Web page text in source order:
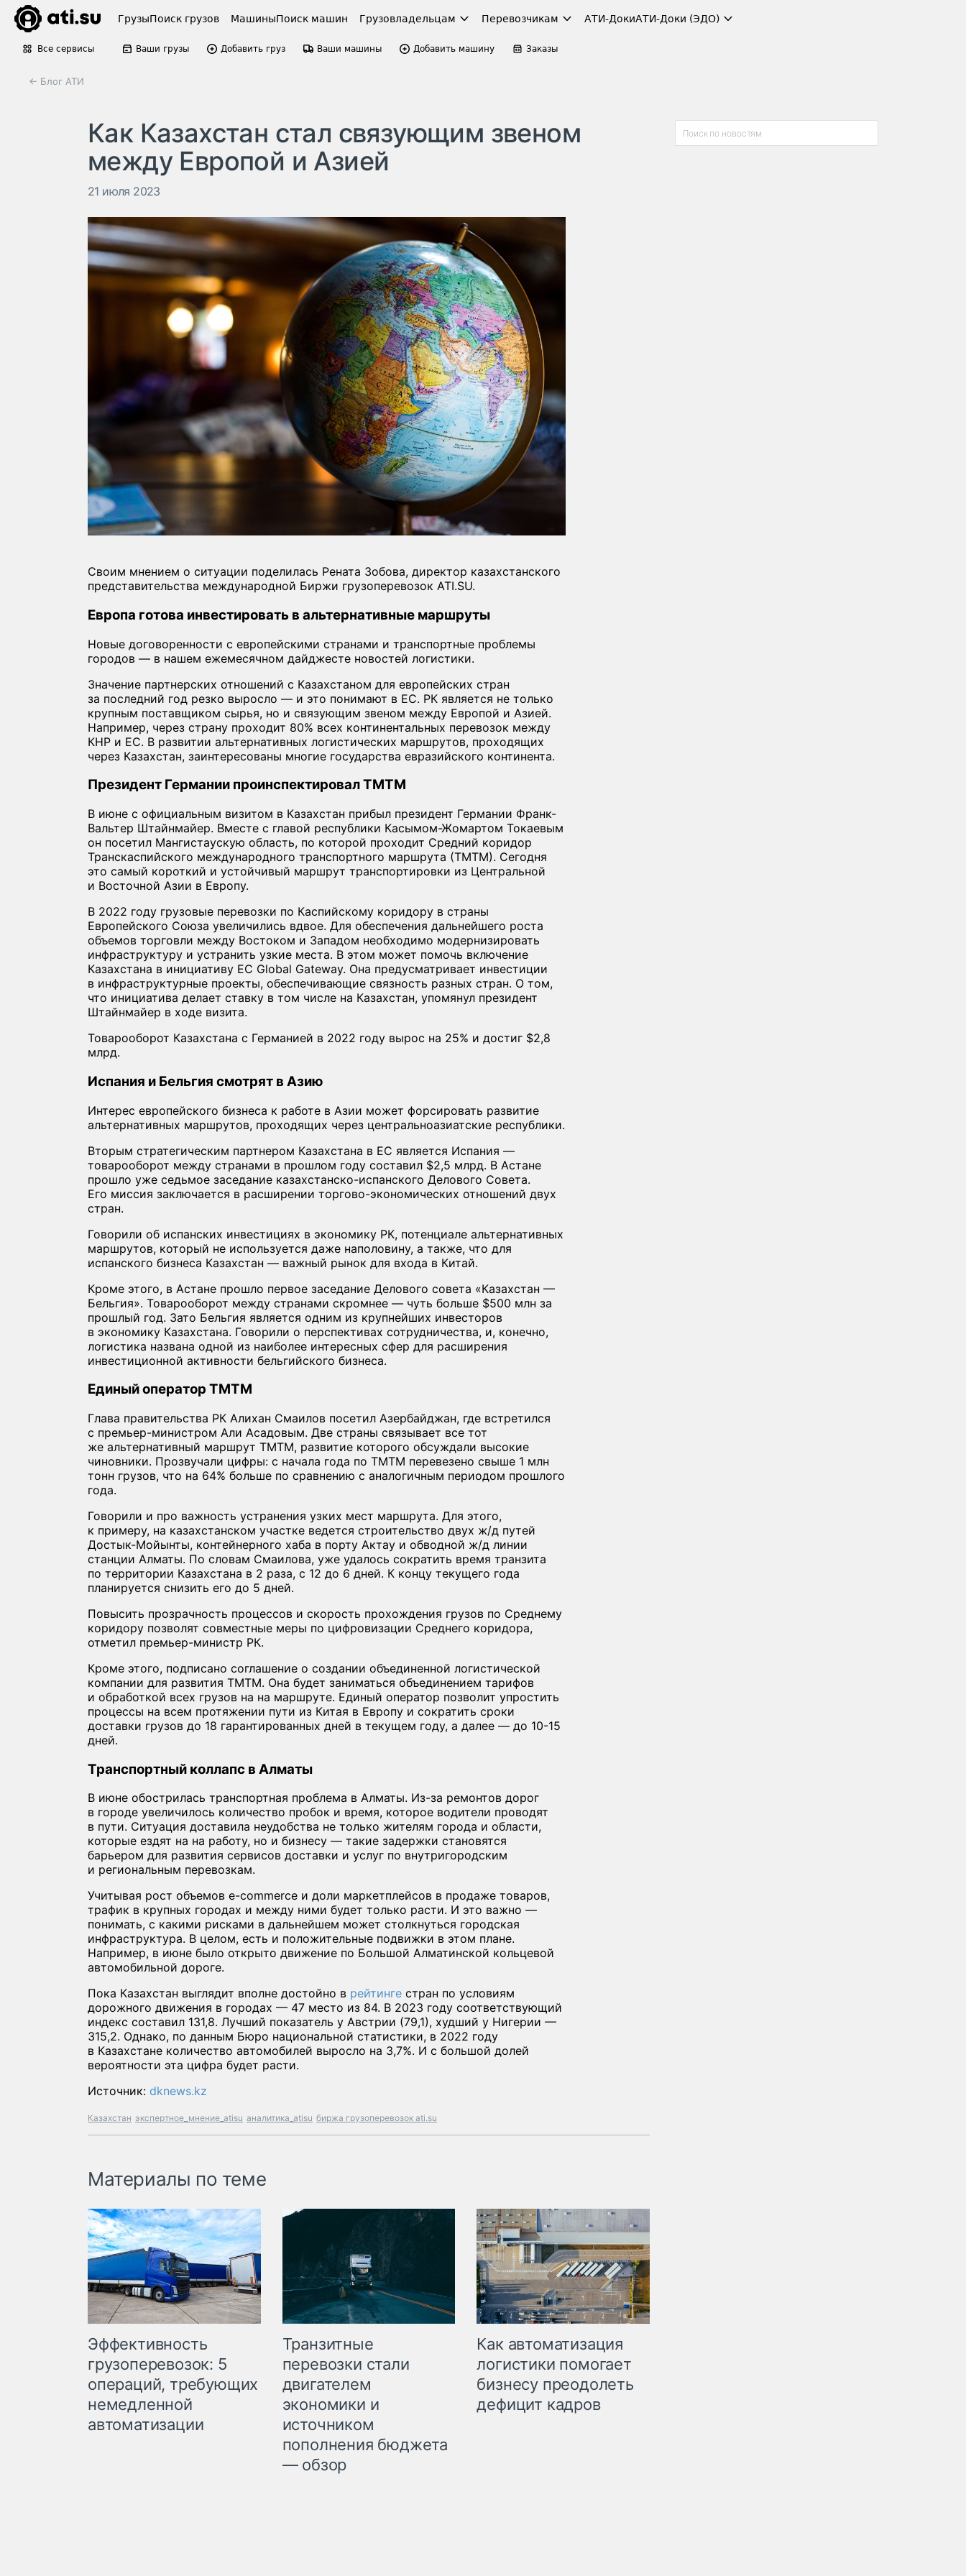
ГрузыПоиск грузов МашиныПоиск машин Грузовладельцам Перевозчикам АТИ-ДокиАТИ-Доки (ЭДО)
Все сервисы Ваши грузы Добавить груз Ваши машины Добавить машину Заказы
← Блог АТИ
Как Казахстан стал связующим звеном
между Европой и Азией
21 июля 2023
Своим мнением о ситуации поделилась Рената Зобова, директор казахстанского
представительства международной Биржи грузоперевозок ATI.SU.
Европа готова инвестировать в альтернативные маршруты
Новые договоренности с европейскими странами и транспортные проблемы
городов — в нашем ежемесячном дайджесте новостей логистики.
Значение партнерских отношений с Казахстаном для европейских стран
за последний год резко выросло — и это понимают в ЕС. РК является не только
крупным поставщиком сырья, но и связующим звеном между Европой и Азией.
Например, через страну проходит 80% всех континентальных перевозок между
КНР и ЕС. В развитии альтернативных логистических маршрутов, проходящих
через Казахстан, заинтересованы многие государства евразийского континента.
Президент Германии проинспектировал ТМТМ
В июне с официальным визитом в Казахстан прибыл президент Германии Франк-
Вальтер Штайнмайер. Вместе с главой республики Касымом-Жомартом Токаевым
он посетил Мангистаускую область, по которой проходит Средний коридор
Транскаспийского международного транспортного маршрута (ТМТМ). Сегодня
это самый короткий и устойчивый маршрут транспортировки из Центральной
и Восточной Азии в Европу.
В 2022 году грузовые перевозки по Каспийскому коридору в страны
Европейского Союза увеличились вдвое. Для обеспечения дальнейшего роста
объемов торговли между Востоком и Западом необходимо модернизировать
инфраструктуру и устранить узкие места. В этом может помочь включение
Казахстана в инициативу ЕС Global Gateway. Она предусматривает инвестиции
в инфраструктурные проекты, обеспечивающие связность разных стран. О том,
что инициатива делает ставку в том числе на Казахстан, упомянул президент
Штайнмайер в ходе визита.
Товарооборот Казахстана с Германией в 2022 году вырос на 25% и достиг $2,8
млрд.
Испания и Бельгия смотрят в Азию
Интерес европейского бизнеса к работе в Азии может форсировать развитие
альтернативных маршрутов, проходящих через центральноазиатские республики.
Вторым стратегическим партнером Казахстана в ЕС является Испания —
товарооборот между странами в прошлом году составил $2,5 млрд. В Астане
прошло уже седьмое заседание казахстанско-испанского Делового Совета.
Его миссия заключается в расширении торгово-экономических отношений двух
стран.
Говорили об испанских инвестициях в экономику РК, потенциале альтернативных
маршрутов, который не используется даже наполовину, а также, что для
испанского бизнеса Казахстан — важный рынок для входа в Китай.
Кроме этого, в Астане прошло первое заседание Делового совета «Казахстан —
Бельгия». Товарооборот между странами скромнее — чуть больше $500 млн за
прошлый год. Зато Бельгия является одним из крупнейших инвесторов
в экономику Казахстана. Говорили о перспективах сотрудничества, и, конечно,
логистика названа одной из наиболее интересных сфер для расширения
инвестиционной активности бельгийского бизнеса.
Единый оператор ТМТМ
Глава правительства РК Алихан Смаилов посетил Азербайджан, где встретился
с премьер-министром Али Асадовым. Две страны связывает все тот
же альтернативный маршрут ТМТМ, развитие которого обсуждали высокие
чиновники. Прозвучали цифры: с начала года по ТМТМ перевезено свыше 1 млн
тонн грузов, что на 64% больше по сравнению с аналогичным периодом прошлого
года.
Говорили и про важность устранения узких мест маршрута. Для этого,
к примеру, на казахстанском участке ведется строительство двух ж/д путей
Достык-Мойынты, контейнерного хаба в порту Актау и обводной ж/д линии
станции Алматы. По словам Смаилова, уже удалось сократить время транзита
по территории Казахстана в 2 раза, с 12 до 6 дней. К концу текущего года
планируется снизить его до 5 дней.
Повысить прозрачность процессов и скорость прохождения грузов по Среднему
коридору позволят совместные меры по цифровизации Среднего коридора,
отметил премьер-министр РК.
Кроме этого, подписано соглашение о создании объединенной логистической
компании для развития ТМТМ. Она будет заниматься объединением тарифов
и обработкой всех грузов на на маршруте. Единый оператор позволит упростить
процессы на всем протяжении пути из Китая в Европу и сократить сроки
доставки грузов до 18 гарантированных дней в текущем году, а далее — до 10-15
дней.
Транспортный коллапс в Алматы
В июне обострилась транспортная проблема в Алматы. Из-за ремонтов дорог
в городе увеличилось количество пробок и время, которое водители проводят
в пути. Ситуация доставила неудобства не только жителям города и области,
которые ездят на на работу, но и бизнесу — такие задержки становятся
барьером для развития сервисов доставки и услуг по внутригородским
и региональным перевозкам.
Учитывая рост объемов e-commerce и доли маркетплейсов в продаже товаров,
трафик в крупных городах и между ними будет только расти. И это важно —
понимать, с какими рисками в дальнейшем может столкнуться городская
инфраструктура. В целом, есть и положительные подвижки в этом плане.
Например, в июне было открыто движение по Большой Алматинской кольцевой
автомобильной дороге.
Пока Казахстан выглядит вполне достойно в рейтинге стран по условиям
дорожного движения в городах — 47 место из 84. В 2023 году соответствующий
индекс составил 131,8. Лучший показатель у Австрии (79,1), худший у Нигерии —
315,2. Однако, по данным Бюро национальной статистики, в 2022 году
в Казахстане количество автомобилей выросло на 3,7%. И с большой долей
вероятности эта цифра будет расти.
Источник: dknews.kz
Казахстан экспертное_мнение_atisu аналитика_atisu биржа грузоперевозок ati.su
Материалы по теме
Эффективность
грузоперевозок: 5
операций, требующих
немедленной
автоматизации
Транзитные
перевозки стали
двигателем
экономики и
источником
пополнения бюджета
— обзор
Как автоматизация
логистики помогает
бизнесу преодолеть
дефицит кадров